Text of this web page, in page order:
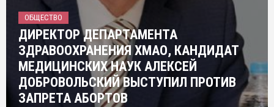
ОБЩЕСТВО
ДИРЕКТОР ДЕПАРТАМЕНТА
ЗДРАВООХРАНЕНИЯ ХМАО, КАНДИДАТ
МЕДИЦИНСКИХ НАУК АЛЕКСЕЙ
ДОБРОВОЛЬСКИЙ ВЫСТУПИЛ ПРОТИВ
ЗАПРЕТА АБОРТОВ